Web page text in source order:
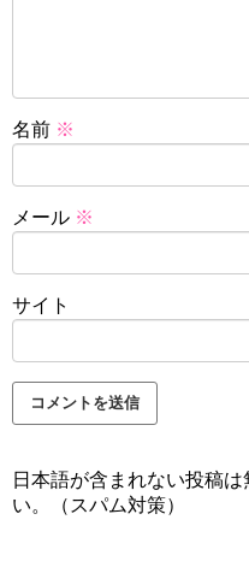
名前 ※
メール ※
サイト
日本語が含まれない投稿
い。（スパム対策）